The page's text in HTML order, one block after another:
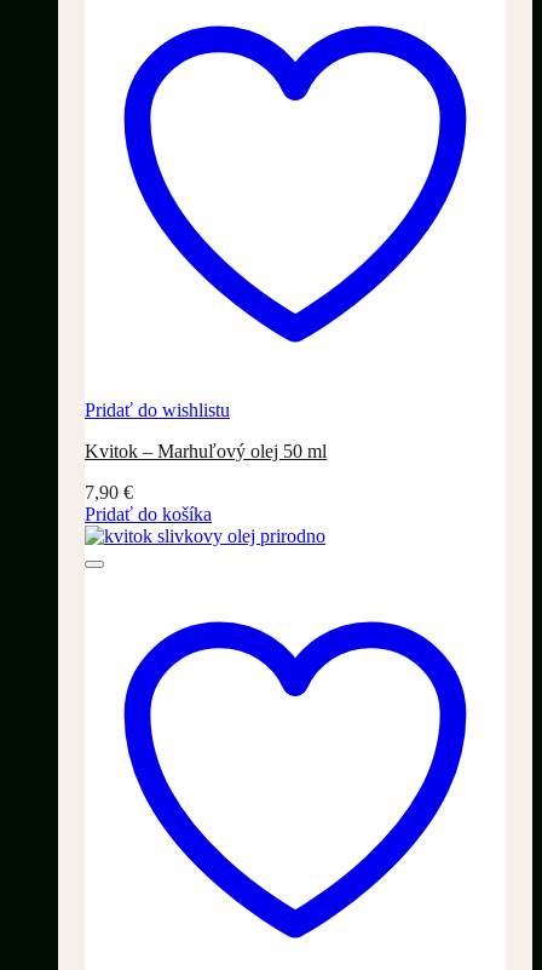
Pridať do wishlistu
Kvitok – Marhuľový olej 50 ml
7,90 €
Pridať do košíka